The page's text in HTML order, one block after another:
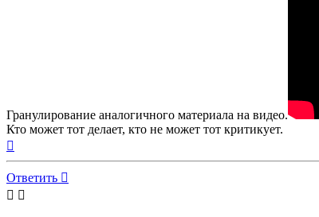
Гранулирование аналогичного материала на видео.
Кто может тот делает, кто не может тот критикует.
началу
Ответить